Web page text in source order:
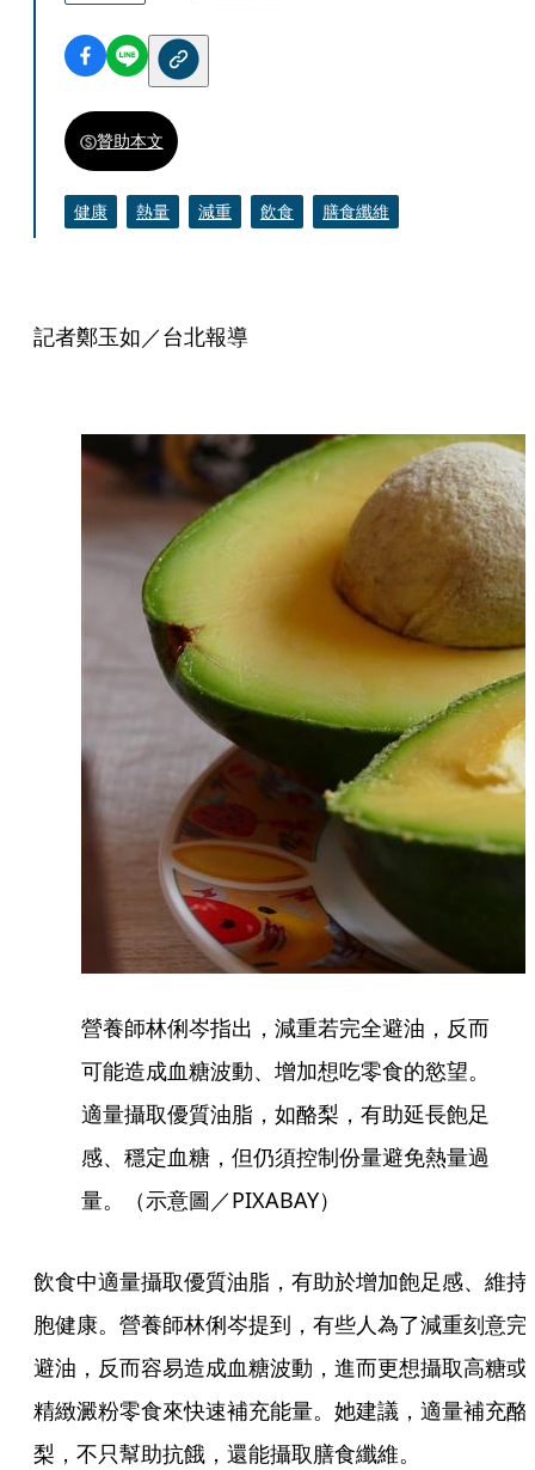
贊助本文
健康 熱量 減重 飲食 膳食纖維
記者鄭玉如／台北報導
營養師林俐岑指出，減重若完全避油，反而
可能造成血糖波動、增加想吃零食的慾望。
適量攝取優質油脂，如酪梨，有助延長飽足
感、穩定血糖，但仍須控制份量避免熱量過
量。（示意圖／PIXABAY）
飲食中適量攝取優質油脂，有助於增加飽足感、維持
胞健康。營養師林俐岑提到，有些人為了減重刻意完
避油，反而容易造成血糖波動，進而更想攝取高糖或
精緻澱粉零食來快速補充能量。她建議，適量補充酪
梨，不只幫助抗餓，還能攝取膳食纖維。